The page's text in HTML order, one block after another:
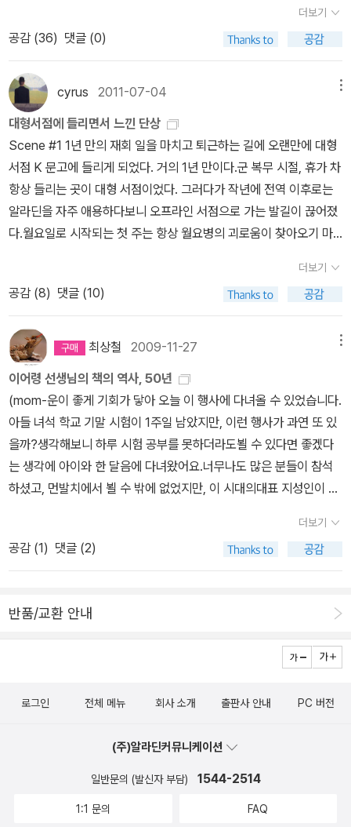
맺는다. 또 성장하는 동안의 가정환경도 우리가 선택할 수 없는 운명
적인 것이다. 하지만 공부를 잘 하기 위해 노력한다든지 어떤 재능을
로 ‘빈칸 메우기’이다. 빈칸 메우기는 삶을 변화시킨다. 축구경기처럼
결과를 알 수 없는 게 인생이기에 인간은 의욕적으로 살 수 있다. 만약
우리가 평생 정해져 있는 어떤 운명에 따라 살아간다면, 즉 빈칸 없는
삶을 산다면 얼마나 맥 빠지는 일인가. “빈칸은 결핍이다. 그러나 결
핍은 필요를 낳고 필요는 목표를 낳고 목표는 노력을 낳고 노력은 창
조를 낳고, 창조는 당신의 젊음을 더욱 새롭고 찬란하게 만들어줄 것
이다.”<177쪽>“가르칠 것이 있다는 것은 부족한 것이 있다는 것이
고, 부족함이 있다는 것은 변화를 만들어 낼 수 있는 가능성이 있음을
우등생이 된 것은, 양이 없고 땅이 없고 전력이 없고 부존자원이 없었
던 빈칸이 만들어 낸 창조력 덕분입니다.”<187쪽>저자는 자원의 ‘결
핍’이 낳은 ‘발전’의 예로 우리나라를 들었는데, 이런 예를 개인의 삶
에서도 찾을 수 있다. 남보다 부족한 면이 있는 사람이 사회적으로 성
공을 거둔 경우는 실제로 아주 많다. 어떤 게임에서든 이긴 사람보단
진 사람이 그 다음의 게임에서 이기고 싶은 열망이 더 강한 법이다. 패
배감을 맛본 자는 갈망으로 인해 더 많이 노력함으로써 전화위복의
기회를 가질 수 있다. 열등감이 오히려 성공의 원동력이 될 수 있는 것
이다. 그래서 열등감이 꼭 나쁜 것만은 아니다. 열등감의 또 하나의 좋
은 점은 인간으로 하여금 자만에 빠지지 않게 만드는 점이다. 자신도
약점이 있다고 생각함으로써 약점이 있는 타인에 대해 무시하기보다
포용하는 아량을 베풀 수 있다. 이 책 속에 ‘오리토끼 그림’이 나오는
리로 보일 때엔 토끼 모습이 사라지고 토끼로 보일 때엔 오리가 지워
더 행복할까. 만약 늘 맛있는 음식을 먹을 수 있는 부자가 찬이 많은
있다면 누가 더 행복할까. 언제나 할 수 있는 쇼핑에 권태를 느끼는 부
자와 월급날에만 즐겁게 쇼핑할 수 있는 빈자 중 누가 더 행복할까. 어
림’처럼 생각의 각도에 따라서 사물은 얼마든지 다르게 보이는데….
서 살 수도 있는 게 인생인 것 같다. 비극적인 일로 느껴지는 것도 생
각의 각도를 바꾸어 다시 바라보면 희극적인 일로 생각되는 경우가
우리 삶에 많으니까. 이렇게 비극도 희극으로 변화시키는 건 발상의
수 있다. 이와 다르게 해석할 수도 있지 않은가. 매미에게 있어서 중
요한 삶은 유충으로 사는 땅속에서의 삶이라고 말이다. 물고기가 물
속에서 사는 게 그들의 운명이듯이 매미는 땅속에서 사는 게 그들의
운명이라고 볼 수 있다. 개체 변이를 염두에 둔다면 매미가 지하에서
살기엔 성충보다는 유충으로 사는 게 환경에 적응하기 편리했을 것이
다. 그러므로 매미가 지상의 짧은 삶을 위해 지하에서 긴 시간을 지루
하게 보냈다는 것은 인간의 난센스일 수 있다. 매미의 전성기는 유충
으로서의 삶일 수 있으니까. 어쩌면 우리 인간도 전성기는 장년기가
되기 전의 아동기와 청년기가 아닐는지. 한쪽에서만 보고 생각하는
것은 인간관계에서도 나타난다. 우리는 가족이든 친구든 타인에 대해
배려가 없는 사람에게서 상처를 받는 경우가 있는데, 이것도 서로 자
기 입장에서만 보는 시각 때문일 때가 많다. 예를 들면 다음과 같다.
렸다. 그런데 서로 자신이 회사를 위해 한 일만 생각하고 상대방이 한
일은 생각하지 않는다. 갑은 내 자본금이 을의 것보다 더 많이 들어간
회사이니 자기의 덕이 크다고 생각하고, 을은 이 회사를 차리자고 아
이디어를 맨 처음 낸 것은 자신이라며 자기의 덕이 크다고 생각한다.
갑은 자신이 먼저 출근하고 늦게 퇴근하니 자기가 을보다 더 많이 일
한다고 생각하고, 을은 회사에 큰 수익을 올린 계약을 자신이 해냈다
고 생각한다. 이렇게 자기 쪽에서만 보니 동업을 하면 깨진다는 말이
있는 게 아닐까 싶다. 이런 현상은 두 사람이 만나는 친구 관계에서
도 쉽게 나타난다. 자동차를 타고 음식점에 가서 점심을 함께 먹고 헤
점심을 사야 한다고 여기고, 다른 한쪽에서는 점심값보다 자신의 자
동차 기름값이 더 들었다고 여긴다. 그러다 보니 각자가 자신은 상대
방에게 많이 베푼 것 같은데 돌아오는 것은 적게 여겨져서 손해를 본
그 누구나 하나의 진리만을 따르면 따를수록 그만큼 더 위험한 잘못
다른 진리를 따르지 않은 데 있다.” 이 글을 한쪽에서만 보면 안 된다
입니다. .........................................(이 글과 관련한 책)
나의 진리만을 따르면 따를수록 그만큼 더 위험한 잘못을 저지른다.
따르지 않은 데 있다.(239쪽) 사람을 유익하게 꾸짖고 그의 잘못을
깨우쳐주려고 할 때는 그가 어떤 방향에서 사물을 보는가를 관찰할
기로 표출된 것이 ‘나꼼수빠’가 아닐까. 왜냐하면 김어준은 누가 뭐
래도 ‘우리 편’에 대한 집착이 강한 사람이다. ‘우리 편’은 누구인가.
새누리당, 위선의 아이콘(종교인), 대기업, 보수 언론이다. 정재승은
이를 김어준의 ‘우리 편 철학’이라 했다. 나꼼수의 인기비결은 바로 저
들을 뺀 우리 편 이야기, 우리끼리 하는, 우리가 제일 하고 싶고 듣고
싶은 이야기에 있는 것이다. #2. 개념 좀 한다는 사람들 그렇다면
요즘 나꼼수에 독설을 날리고 있는 진중권은 이를 뭐라고 할까. 상상
력을 통해 사실과 픽션이 자유롭게 결합하는 특성이 강하므로 파타피
지컬(Pataphysical)한 태도가 밑바탕에 깔린 하나의 놀이라고 말한
다. 진중권은 어떤 사회현상이 일어나면 자주 파타피지컬하다 말한
열광하는 것은 허경영의 허구를 진실로 믿어서가 아니다. 모두 빤한
거짓말인지 알면서도 거짓말을 진짜인 것처럼 대우해주고 믿어주는
척하는 것이다. 그러면서 실제 마음속으로는 거짓말을 확실히 알고
있다는 자각을 하며 서로 의심없이 그 믿음을 확인하는 것이다. 진중
권은 디지털 세대의 상상력을 말할 때도 파타피직스를 적용한다. 가
상현실 나아가 증강현실 기반의 디지털 세대는 어떤 것이 픽션인지
뻔히 알면서도 마치 사실인 척해주는 놀이에 익숙하고 그것은 디지털
문화의 일반적 특성이기 때문이다. 진중권이 지적한 것은 픽션인지
알고서도 사실인척 믿어주고 즐기는 놀이가 정말로 사실로 받아들여
질 때의 위험성이었다.(뭐 개인적으로는 더 짜릿했지만 ㅋ) 그냥 한바
탕 놀고 마는 것이 아니라 뒤돌아보니 믿으라고 선동하는 일이 될 때
의 사회적 파장과 영향력에 대한 경고였다.(그러니까 파타피지컬하다
는 건 아닐지 ㅠ, 이데올로기가 헤게모니가 되는 일은 지겨우니까)
어’를 통하면 전문적 철학 지식을 완벽하게 갖추지 않아도 철학적 수
준의 깊은 사유가 가능하다 한 바 있다. ‘형이상학’(形以上學)이 ‘메
타피직스’(metaphysics)임을 알고 있다면 우선 파타피직스는 형이
이고 ‘파타’(pata)는 그리스어로 ‘이상’을 뜻한다. 물리학의 이상??
이비 철학(혹은 과학)을 가리킨다. 이른바 과학과 철학의 설명을 넘는
무엇이다. 파타피직스라는 개념어를 기준으로 진중권은 아주 자주 파
기독교 작가로서의 반전을 이뤄내고 있다. 결코 길지 않았던 그의 신
앙인으로서의 삶은 현대를 살아가는 게으른 기독교인들에게 많은 도
전과 상큼한 기쁨을 선사해 주고 있다.지금까지 읽은 이어령씨의 책
중에서 선별하여 달라면 다음의 몇 권을 추천하고 싶다. 출판사에서
추천한 책은 모두 5섯권이다. 1960년대 '흙 속에 저 바람 속에' 197
0년대 '신바람 문화' 1980년대 '벽을 넘어서' 1990년대 '산업화는 늦
었지만 정보화는 앞서 가자' 2000년대 '디지로그 선언!' 몇
권은 검색되지 않네요. 위의 책들은 제가 읽은 것도 읽고 읽지 않는 것
도 있지만 크게 감동을 받지 못한 것이라 아래의 책을 추천합니다. 물
론 저의 개인적인 소견입니다. 아무래도 저의 개인적인 성향때문에
약간 다르게 선별한 듯합니다. 1. 축소 지향의 일본인 아마 이어령씨
에게 있어서 가장 유명한 책이 아닌가 생각될 정도로 유명한 책이다.
일본의 특징 중에서 축소지향적인 측면을 주도면밀하게 추적한 그의
얼마나 축소지향적인지를 잘 보여주고 있다. 거기에 키까지 작으니...
이것 또한 이상하지만 잘 맞아 들어간다. 2. 지성의 오솔길. 이어령의
독특함과 통찰력이 돋보이는 책이다. 불행인지... 이미 절판된 책이다.
3. 흙 속에 저 바람 속에 이어령씨의 책이 대부분 그렇지만 짤막한 단
편글을 모아 모아 한 권의 책으로 엮은 것이다. 이 책에서는 한국의 정
서적인 부분을 강조하며 아름다운 한국의 모습을 이곳 저곳을 통해
보여준다. 1960년대를 대표하는 이 책은 우리 사회가 농업사회라는
1차 산업에서 산업사회라는 2차 산업으로 넘어가야 할 것을 역설한
까지? 생각하고 있으니,...4. 지성에서 영성으로 기독교인이 된 다음
쓴 책이다. 성경을 읽어가면서 체득한 소소한 깨달음들이 한권의 책
으로 엮어졌다. 이 책을 읽는 동안 신학을 전공하지 않았음에도 불구
준다.5. 젊음의 탄생 창조적 지성을 위한 특이한 책이다. 젊음에 대한
그이지만 이 책을 읽어가다보면 시대적 소명을 찾아가는 젊음이 무엇
는 살 수 없다. 그럼 무엇으로 살아야 하는가?를 남겨둔 아직 채워지
대인들에게 진정한 갈망과 그 해답이 무엇인가를 말한다. 그것은 바
을 향하여 하늘의 하나님께로 돌아오라는 진지한 외침이 가득한 책이
더보기
공감 (36) 댓글 (0)
cyrus 2011-07-04
대형서점에 들리면서 느낀 단상
Scene #1 1년 만의 재회 일을 마치고 퇴근하는 길에 오랜만에 대형
서점 K 문고에 들리게 되었다. 거의 1년 만이다.군 복무 시절, 휴가 차
항상 들리는 곳이 대형 서점이었다. 그러다가 작년에 전역 이후로는
알라딘을 자주 애용하다보니 오프라인 서점으로 가는 발길이 끊어졌
다.월요일로 시작되는 첫 주는 항상 월요병의 괴로움이 찾아오기 마
문인지 오랜만에는 친한 친구를 만나게 될 때의 감정처럼느껴졌다.
사실은 서점에 들려게 된 이유는 전예원에서2006년에 출판된<말괄
량이 길들이기>를 직접 두 눈으로 확인하가 위해서였다.역시나,초판
에 있는 내용 그대로출판하고 있었다.10년 전 영어 표기법은 여전하
였고 내용에 대한각주나 주석역시 따로 구성되어 있지 않았다.책 내
용을 확인하면서 적잖이 실망했다. 더군다나 국내에 많이 알려져 있
지 않은 셰익스피어 작품들을 다수 번역하고 있으며 지금까지도 꾸준
히발간하고 있는전집이라 국내에서의 셰익스피어 번역 수준이여전히
부족하다는 것을 새삼 느끼게 되었다. Scene #2 책 지름신 강림책
내용을 확인하기 위해서 서점에 들렀지만 오랜만에 찾아온 이상 그냥
가기에는 섭섭하였다.그래서 오늘 출근하면서 특별히 이 날을 위해서
책 지름신을 모셔 왔다.책 지름신이 편안히 오실 수 있도록 수중에 쥐
고 있는 현금 2만원과 작년 공공도서관 독서왕에 선정되어 받게 된
었다.든든한 지원금을 보유하고 있지만 나는 오프라인 서점에 들리게
있다. 지금 보유하고 지원금으로는 책 5권 정도는 구입할 수 있는데
구입하려면 서점에서 2시간 정도는 돌아다녀야 한다. 처음에는나온
지 얼마 안 된 따끈따끈한 신간도서를 구입하려고 했지만 서점 내부
발견하게 되었다.대형서점 내부에 팔고 있는 반값 할인도서들을 살펴
용도서가 많았다.그러나 대형서점 반값도서 특별매장에도 찬찬히 잘
살펴보면 분명 읽어볼만한 책 몇 권이 구비되어 있다. Scene #3반
더보기
공감 (8) 댓글 (10)
최상철 2009-11-27
이어령 선생님의 책의 역사, 50년
(mom-운이 좋게 기회가 닿아 오늘 이 행사에 다녀올 수 있었습니다.
아들 녀석 학교 기말 시험이 1주일 남았지만, 이런 행사가 과연 또 있
을까?생각해보니 하루 시험 공부를 못하더라도뵐 수 있다면 좋겠다
는 생각에 아이와 한 달음에 다녀왔어요.너무나도 많은 분들이 참석
하셨고, 먼발치에서 뵐 수 밖에 없었지만, 이 시대의대표 지성인이 이
참좋은 시간이었습니다.책을 읽고, 그 작가를 좋아하고, 관심을 가져
서 그 작가의 책을 찾아 읽는 것에서 끝나던 아이의 생각이, 개인적인
관심과 그 분의 역량, 인생을 느끼며 최근 다람쥐 쳇바퀴 같은 단순한
루보냈습니다.) [만남 50년]초대 문화부 장관이자, 총 157권의 엄청
난 책들을 써낸 항상 젊은 생각을 갖고서 젊은 마음으로 살아가시는
이어령 선생님의 축하 공연이 오늘 이어졌다. 수많은 출판사들의 후
주었다. 내 마음을 울리는 심금의 멜로디들이 이어지는 가운데 매우
었다.<읽은 책들, 읽고 싶은 책들>과연 선생님은 젊은 생각을 유지하
고 계시는 분이 맞는 것 같다.그분의 작업실에는 일곱대의 컴퓨터가
대의 컴퓨터를 이용해 정보를 수집하기도 하고, 글을 집필하기도 하
더보기
공감 (1) 댓글 (2)
반품/교환 안내
로그인 전체 메뉴 회사 소개 출판사 안내 PC 버전
(주)알라딘커뮤니케이션
일반문의 (발신자 부담) 1544-2514
1:1 문의 FAQ